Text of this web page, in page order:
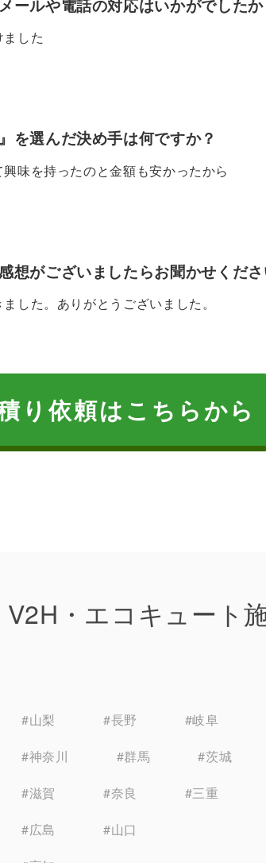
ールや電話の対応はいかがでした
した
を選んだ決め手は何ですか？
味を持ったのと金額も安かったから
想がございましたらお聞かせくだ
した。ありがとうございました。
り依頼はこちらから
・エコキュート
#山梨 #長野 #岐阜
#神奈川 #群馬 #茨城
#滋賀 #奈良 #三重
#広島 #山口